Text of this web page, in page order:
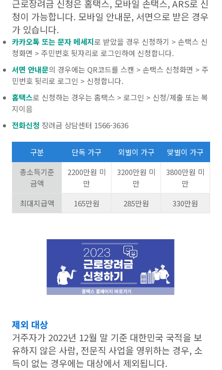
근로장려금 신청은 홈택스, 모바일 손택스, ARS로 신
청이 가능합니다. 모바일 안내문, 서면으로 받은 경우
가 있습니다.
카카오톡 또는 문자 메세지로 받았을 경우 신청하기 > 손택스 신
청화면 > 주민번호 뒷자리로 로그인하여 신청합니다.
서면 안내문의 경우에는 QR코드를 스캔 > 손택스 신청화면 > 주
민번호 뒷리로 로그인 > 신청합니다.
홈택스로 신청하는 경우는 홈택스 > 로그인 > 신청/제출 또는 복
지이음
전화신청 장려금 상담센터 1566-3636
구분 단독 가구 외벌이 가구
맞벌이 가구
총소득기준
금액
2200만원 미
만
3200만원 미
만
3800만원 미
만
최대지급액
165만원 285만원 330만원
제외 대상
거주자가 2022년 12월 말 기준 대한민국 국적을 보
유하지 않은 사람, 전문직 사업을 영위하는 경우, 소
득이 없는 경우에는 대상에서 제외됩니다.